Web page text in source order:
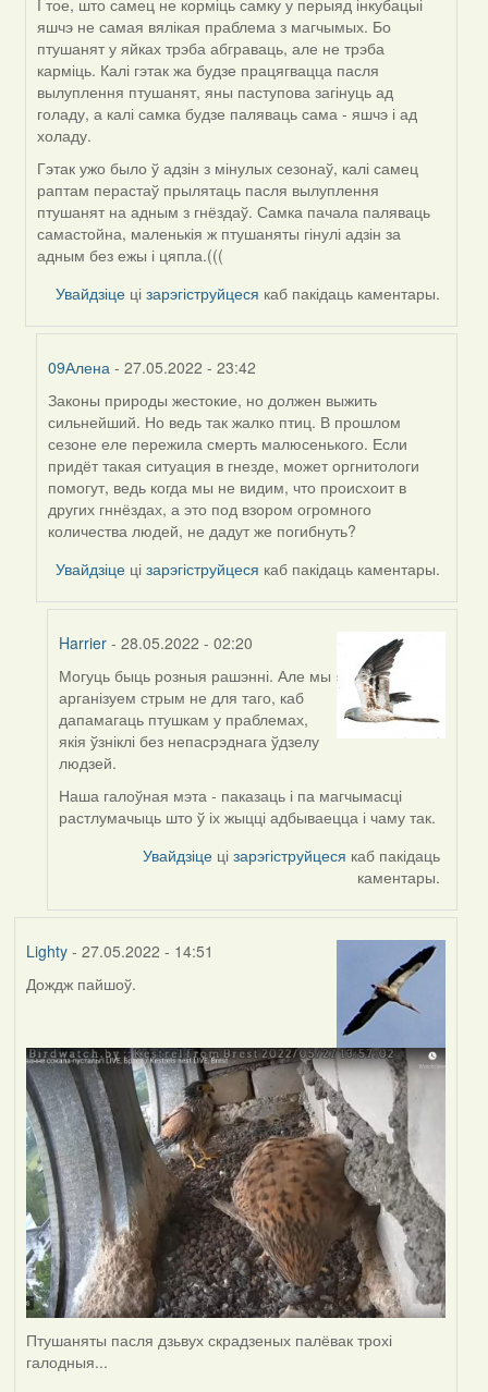
І тое, што самец не корміць самку у перыяд інкубацыі
яшчэ не самая вялікая праблема з магчымых. Бо
птушанят у яйках трэба абграваць, але не трэба
карміць. Калі гэтак жа будзе працягвацца пасля
вылуплення птушанят, яны паступова загінуць ад
голаду, а калі самка будзе паляваць сама - яшчэ і ад
холаду.
Гэтак ужо было ў адзін з мінулых сезонаў, калі самец
раптам перастаў прылятаць пасля вылуплення
птушанят на адным з гнёздаў. Самка пачала паляваць
самастойна, маленькія ж птушаняты гінулі адзін за
адным без ежы і цяпла.(((
Увайдзіце цізарэгіструйцеся каб пакідаць каментары.
09Алена - 27.05.2022 - 23:42
In
reply
to
by
Harrier
Законы природы жестокие, но должен выжить
сильнейший. Но ведь так жалко птиц. В прошлом
сезоне еле пережила смерть малюсенького. Если
придёт такая ситуация в гнезде, может оргнитологи
помогут, ведь когда мы не видим, что происхоит в
других гннёздах, а это под взором огромного
количества людей, не дадут же погибнуть?
Увайдзіце цізарэгіструйцеся каб пакідаць каментары.
Harrier- 28.05.2022 - 02:20
In
reply
to
by
09Алена
Могуць быць розныя рашэнні. Але мы
арганізуем стрым не для таго, каб
дапамагаць птушкам у праблемах,
якія ўзніклі без непасрэднага ўдзелу
людзей.
Наша галоўная мэта - паказаць і па магчымасці
растлумачыць што ў іх жыцці адбываецца і чаму так.
Увайдзіце цізарэгіструйцеся каб пакідаць
каментары.
Lighty- 27.05.2022 - 14:51
Дождж пайшоў.
Птушаняты пасля дзьвух скрадзеных палёвак трохі
галодныя...